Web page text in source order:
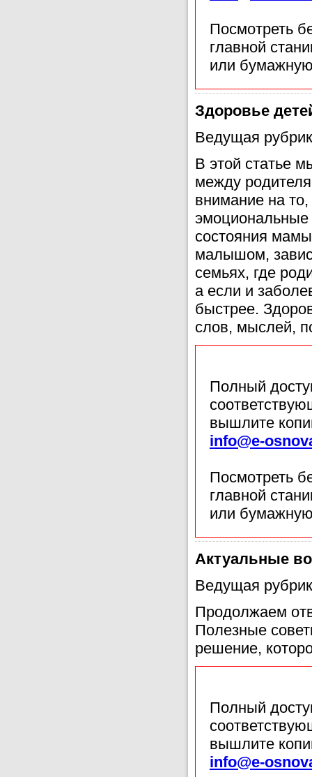
Посмотреть
главной
или
Здоровье
Ведущая
В этой статье
между
внимание на
эмоциональные
состояния
малышом,
семьях, где
а если и
быстрее.
слов, мыслей,
Полный
вышлите
info@e-
Посмотреть
главной
или
Актуальные
Ведущая
Продолжаем
Полезные
решение,
Полный
вышлите
info@e-